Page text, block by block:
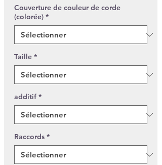
Couverture de couleur de corde
(colorée) *
Taille *
additif *
Raccords *